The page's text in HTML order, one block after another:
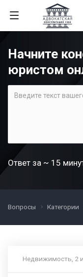
Начните
юристом
Ответ за ~ 15
Вопросы Категории
Недвижимость, 2